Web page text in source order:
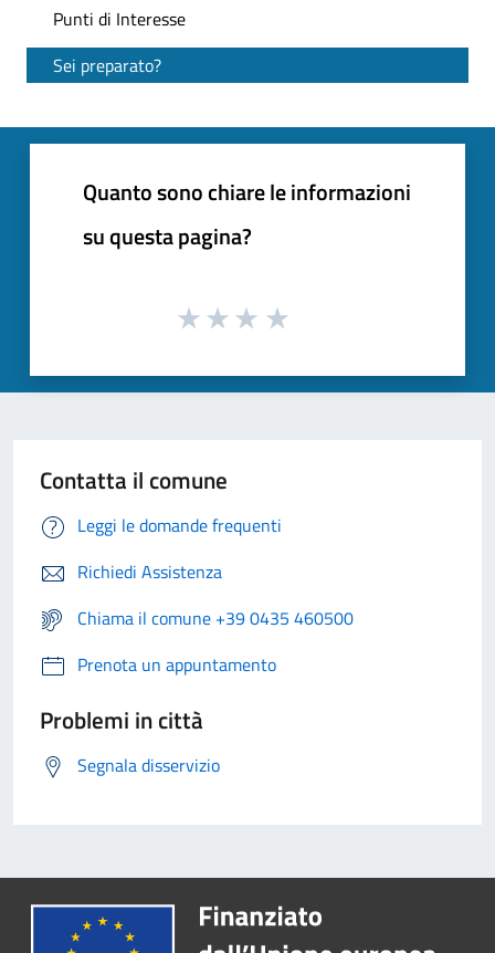
Punti di Interesse
Sei preparato?
Quanto sono chiare le informazioni
su questa pagina?
Contatta il comune
Leggi le domande frequenti
Richiedi Assistenza
Chiama il comune +39 0435 460500
Prenota un appuntamento
Problemi in città
Segnala disservizio